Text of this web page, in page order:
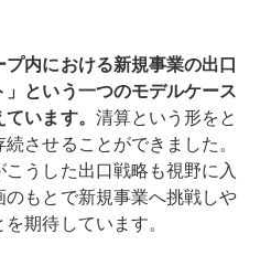
プ内における新規事業の出口
という一つのモデルケース
います。 清算という形をと
させることができました。
うした出口戦略も視野に入
もとで新規事業へ挑戦しや
期待しています。